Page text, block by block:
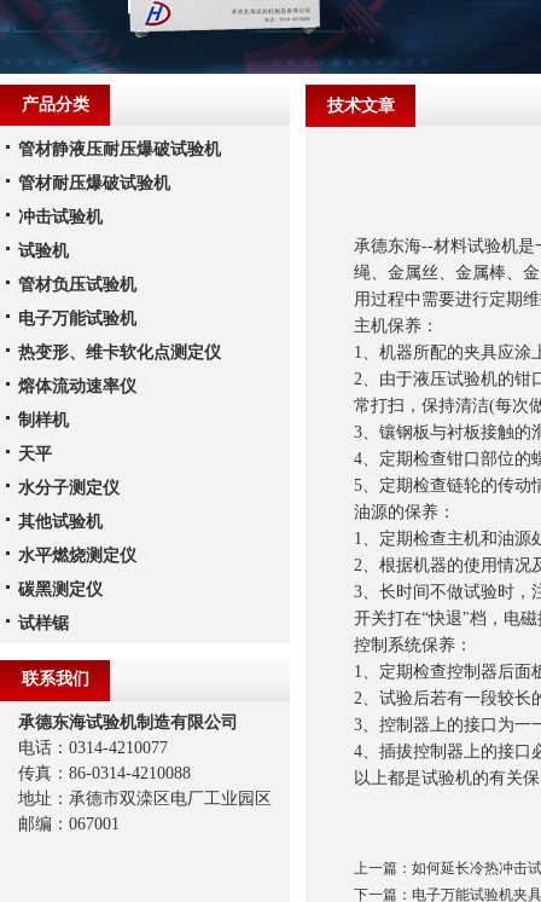
技术文章
承德东海--材料试验机
绳、金属丝、金属棒、
用过程中需要进行定期
主机保养：
1、机器所配的夹具应涂
2、由于液压试验机的钳
常打扫，保持清洁(每次
3、镶钢板与衬板接触的
4、定期检查钳口部位的
5、定期检查链轮的传动
油源的保养：
1、定期检查主机和油源
2、根据机器的使用情况
3、长时间不做试验时，
开关打在“快退"档，电
控制系统保养：
1、定期检查控制器后面
2、试验后若有一段较长
3、控制器上的接口为一
4、插拔控制器上的接口
以上都是试验机的有关
上一篇： 如何延长冷热冲击
下一篇： 电子万能试验机夹
产品分类
管材静液压耐压爆破试验机
管材耐压爆破试验机
冲击试验机
试验机
管材负压试验机
电子万能试验机
热变形、维卡软化点测定仪
熔体流动速率仪
制样机
天平
水分子测定仪
其他试验机
水平燃烧测定仪
碳黑测定仪
试样锯
联系我们
承德东海试验机制造有限公司
电话：0314-4210077
传真：86-0314-4210088
地址：承德市双滦区电厂工业园区
邮编：067001